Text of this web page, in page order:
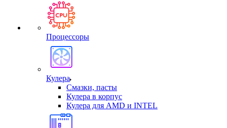
Процессоры
Кулера
Смазки, пасты
Кулера в корпус
Кулера для AMD и INTEL